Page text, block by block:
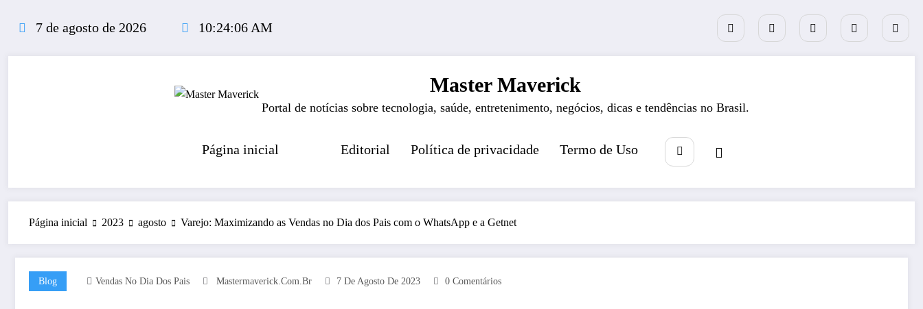
conteúdo
7 de agosto de 2026 10:24:06 AM
Master Maverick
Portal de notícias sobre tecnologia, saúde, entretenimento, negócios, dicas e tendências no Brasil.
Página inicial Editorial Política de privacidade Termo de Uso
Página inicial 2023 agosto Varejo: Maximizando as Vendas no Dia dos Pais com o WhatsApp e a Getnet
Blog Vendas No Dia Dos Pais Mastermaverick.com.br 7 De Agosto De 2023 0 Comentários